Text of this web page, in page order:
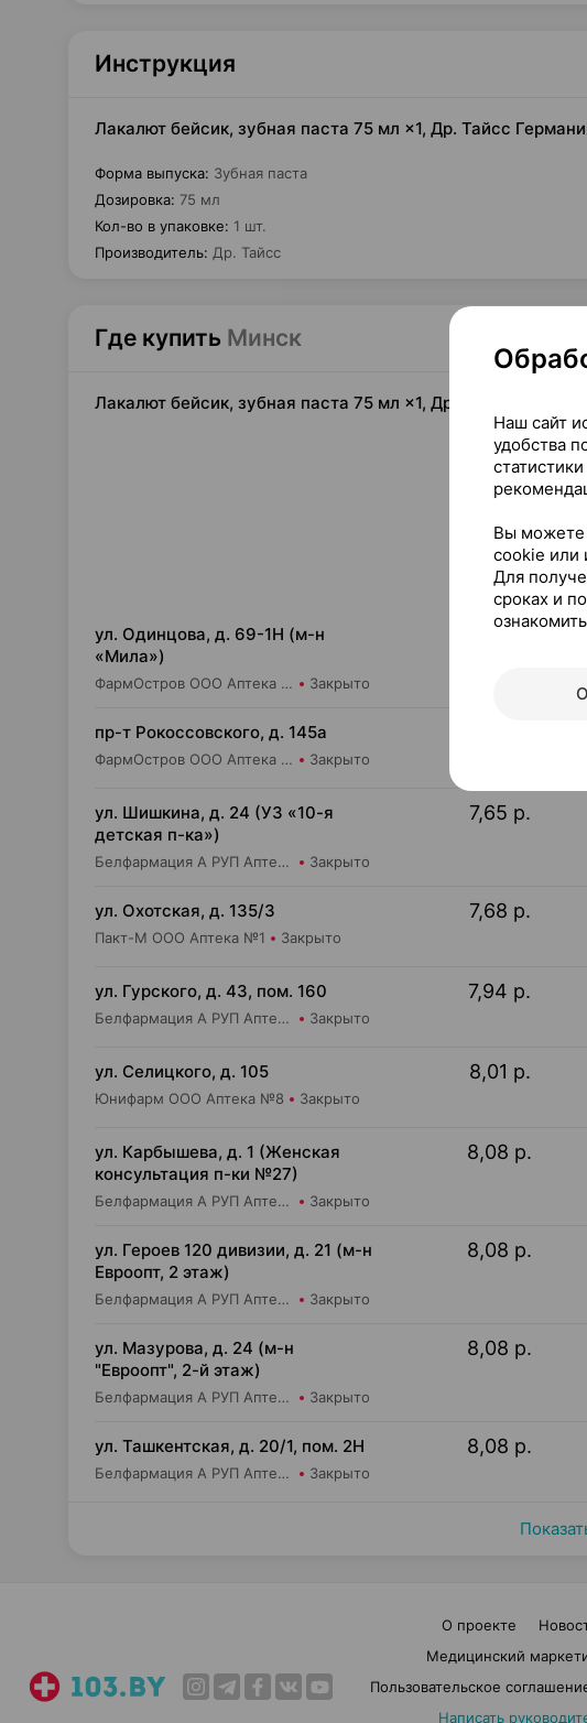
Инструкция
Лакалют бейсик, зубная паста 75 мл ×1, Др. Тайсс
Форма выпуска: Зубная паста
Дозировка: 75 мл
Кол-во в упаковке: 1 шт.
Производитель: Др. Тайсс
Где купить Минск
Лакалют бейсик, зубная паста 75 мл ×1, Др. Тайсс Германия
ул. Одинцова, д. 69-1Н (м-н
«Мила»)
ФармОстров ООО Аптека №16 на Одинцова Закрыто
7,69 р.
пр-т Рокоссовского, д. 145а
ФармОстров ООО Аптека №9 на Рокоссовского Закрыто
ул. Шишкина, д. 24 (УЗ «10-я
детская п-ка»)
Белфармация А РУП Аптека №67 Закрыто
7,65 р.
ул. Охотская, д. 135/3
Пакт-М ООО Аптека №1 Закрыто
7,68 р.
ул. Гурского, д. 43, пом. 160
Белфармация А РУП Аптека №11 Закрыто
7,94 р.
ул. Селицкого, д. 105
Юнифарм ООО Аптека №8 Закрыто
8,01 р.
ул. Карбышева, д. 1 (Женская
консультация п-ки №27)
Белфармация А РУП Аптека №55 Закрыто
8,08 р.
ул. Героев 120 дивизии, д. 21 (м-н
Евроопт, 2 этаж)
Белфармация А РУП Аптека №112 Закрыто
8,08 р.
ул. Мазурова, д. 24 (м-н
"Евроопт", 2-й этаж)
Белфармация А РУП Аптека №101 Закрыто
8,08 р.
ул. Ташкентская, д. 20/1, пом. 2Н
Белфармация А РУП Аптека №45 Закрыто
8,08 р.
О проекте
Медицинский
Пользовательское
Написать
Наш сайт
удобства
Вы можете
cookie или
Для
сроках и